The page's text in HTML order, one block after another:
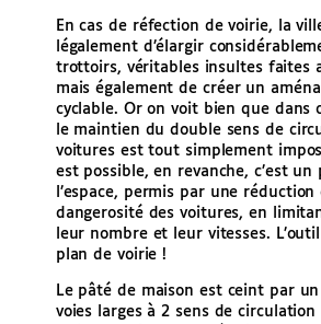
En cas de réfection de voirie, la
légalement d’élargir
trottoirs, véritables insultes faites
mais également de créer un
cyclable. Or on voit bien que dans
le maintien du double sens de
voitures est tout simplement
est possible, en revanche, c’est un
l’espace, permis par une réduction
dangerosité des voitures, en
leur nombre et leur vitesses.
plan de voirie !
Le pâté de maison est ceint par
voies larges à 2 sens de circulation